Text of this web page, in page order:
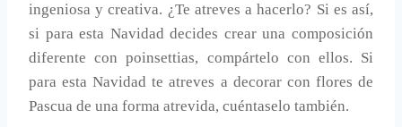
ingeniosa y creativa. ¿Te atreves a hacerlo? Si es así,
si para esta Navidad decides crear una composición
diferente con poinsettias, compártelo con ellos. Si
para esta Navidad te atreves a decorar con flores de
Pascua de una forma atrevida, cuéntaselo también.